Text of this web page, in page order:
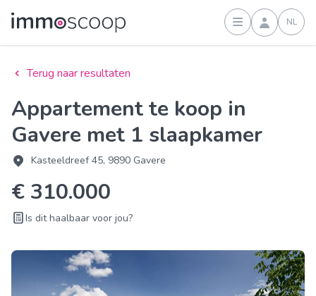
Inloggen
NL
Terug naar resultaten
Appartement te koop in
Gavere met 1 slaapkamer
Kasteeldreef 45, 9890 Gavere
€ 310.000
Is dit haalbaar voor jou?